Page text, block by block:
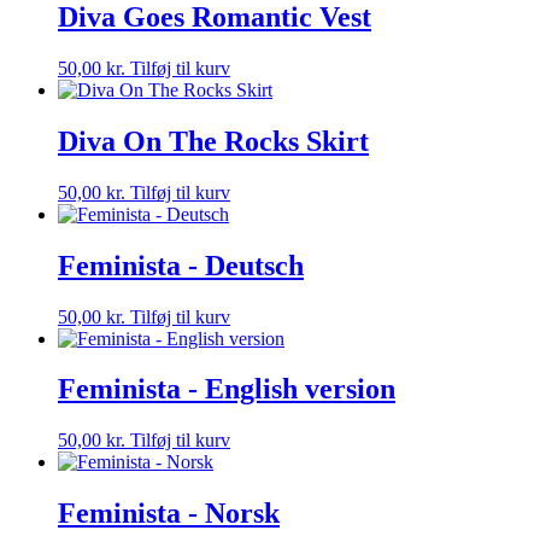
Diva Goes Romantic Vest
50,00 kr. Tilføj til kurv
Diva On The Rocks Skirt
50,00 kr. Tilføj til kurv
Feminista - Deutsch
50,00 kr. Tilføj til kurv
Feminista - English version
50,00 kr. Tilføj til kurv
Feminista - Norsk